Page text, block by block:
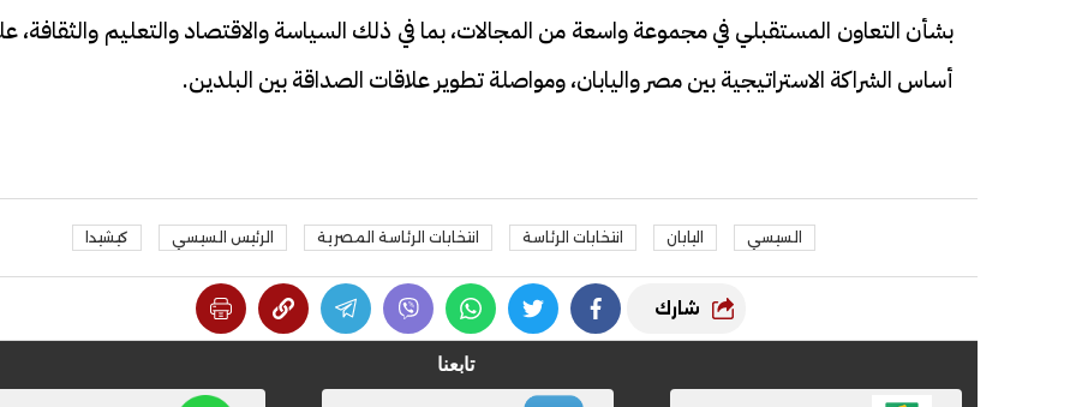
بشأن التعاون المستقبلي في مجموعة واسعة من المجالات، بما في ذلك السياسة والاقتصاد والتعليم والثقافة،
أساس الشراكة الاستراتيجية بين مصر واليابان، ومواصلة تطوير علاقات الصداقة بين البلدين.
السيسي اليابان انتخابات الرئاسة انتخابات الرئاسة المصرية الرئيس السيسي كيشيدا
شارك
تابعنا